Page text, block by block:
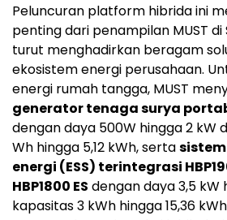
Peluncuran platform hibrida ini
penting dari penampilan MUST di
turut menghadirkan beragam
ekosistem energi perusahaan.
energi rumah tangga, MUST
generator tenaga surya
dengan daya 500W hingga 2 kW
Wh hingga 5,12 kWh, serta
energi (ESS) terintegrasi
HBP1800 ES dengan daya 3,5 kW
kapasitas 3 kWh hingga 15,36